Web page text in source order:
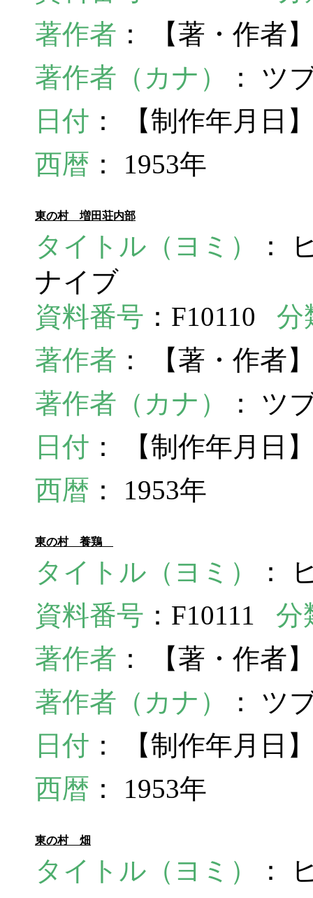
著作者 ： 【著・作者
著作者（カナ）
： ツ
日付 ： 【制作年月日
西暦 ： 1953年
東の村 増田荘内部
タイトル（ヨミ）
：
ナイブ
資料番号 ：F10110 分
著作者 ： 【著・作者
著作者（カナ）
： ツ
日付 ： 【制作年月日
西暦 ： 1953年
東の村 養鶏
タイトル（ヨミ）
：
資料番号 ：F10111 分
著作者 ： 【著・作者
著作者（カナ）
： ツ
日付 ： 【制作年月日
西暦 ： 1953年
東の村 畑
タイトル（ヨミ）
：